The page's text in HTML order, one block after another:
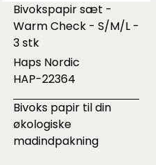
Bivokspapir sæt -
Warm Check - S/M/L -
3 stk
Haps Nordic
HAP-22364
Bivoks papir til din
økologiske
madindpakning